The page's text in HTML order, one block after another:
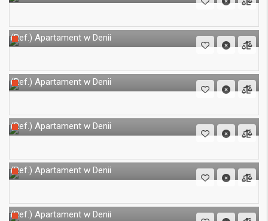
(Ref.) Apartament w Denii
(Ref.) Apartament w Denii
(Ref.) Apartament w Denii
(Ref.) Apartament w Denii
(Ref.) Apartament w Denii